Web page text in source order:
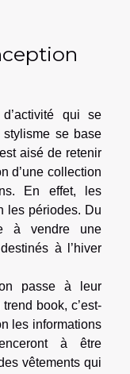
qui se
se base
aisé de retenir
d’une collection
En effet, les
les périodes. Du
à vendre une
à l’hiver
passe à leur
book, c’est-
les informations
à être
vêtements qui